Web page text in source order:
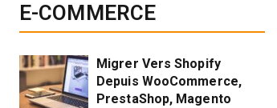
E-COMMERCE
Migrer Vers Shopify
Depuis WooCommerce,
PrestaShop, Magento